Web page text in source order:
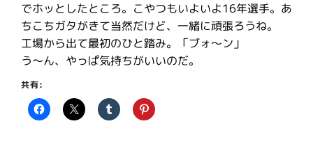
でホッとしたところ。こやつもいよいよ16年選手。あ
ちこちガタがきて当然だけど、一緒に頑張ろうね。
工場から出て最初のひと踏み。「ブォ〜ン」
う〜ん、やっぱ気持ちがいいのだ。
共有: